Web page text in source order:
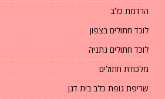
הרדמת כלב
לוכד חתולים בצפון
לוכד חתולים נתניה
מלכודת חתולים
שריפת גופת כלב בית דגן